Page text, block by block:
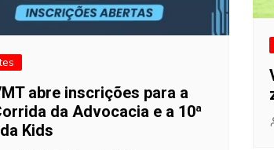
abre inscrições para a
da Advocacia e a 10ª
Kids